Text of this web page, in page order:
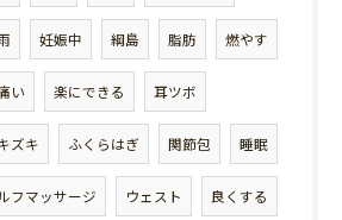
妊娠中 綱島 脂肪 燃やす
い 楽にできる 耳ツボ
ズキ ふくらはぎ 関節包 睡眠
フマッサージ ウェスト 良くする